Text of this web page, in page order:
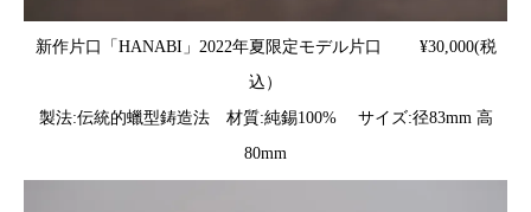
新作片口「HANABI」2022年夏限定モデル片口 ¥30,000(税
込）
製法:伝統的蠟型鋳造法 材質:純錫100% サイズ:径83mm 高
80mm